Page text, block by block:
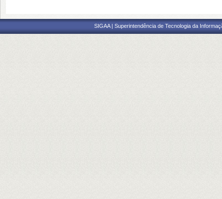
SIGAA | Superintendência de Tecnologia da